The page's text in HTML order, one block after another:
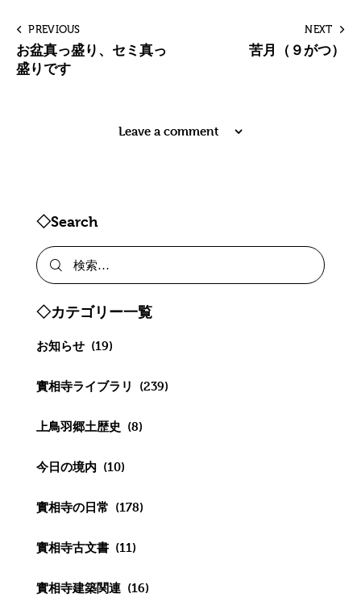
PREVIOUS
お盆真っ盛り、セミ真っ
盛りです
NEXT
苦月（９がつ）
Leave a comment
◇Search
◇カテゴリー一覧
お知らせ (19)
實相寺ライブラリ (239)
上鳥羽郷土歴史 (8)
今日の境内 (10)
實相寺の日常 (178)
實相寺古文書 (11)
實相寺建築関連 (16)